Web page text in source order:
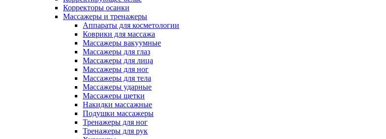
Корректоры осанки
Массажеры и тренажеры
Аппараты для косметологии
Коврики для массажа
Массажеры вакуумные
Массажеры для глаз
Массажеры для лица
Массажеры для ног
Массажеры для тела
Массажеры ударные
Массажеры щетки
Накидки массажные
Подушки массажеры
Тренажеры для ног
Тренажеры для рук